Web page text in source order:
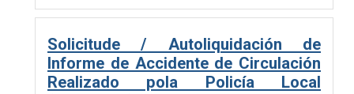
Solicitude / Autoliquidación de
Informe de Accidente de Circulación
Realizado pola Policía Local